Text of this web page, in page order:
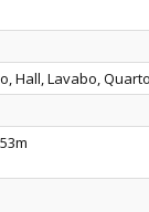
Hall, Lavabo,